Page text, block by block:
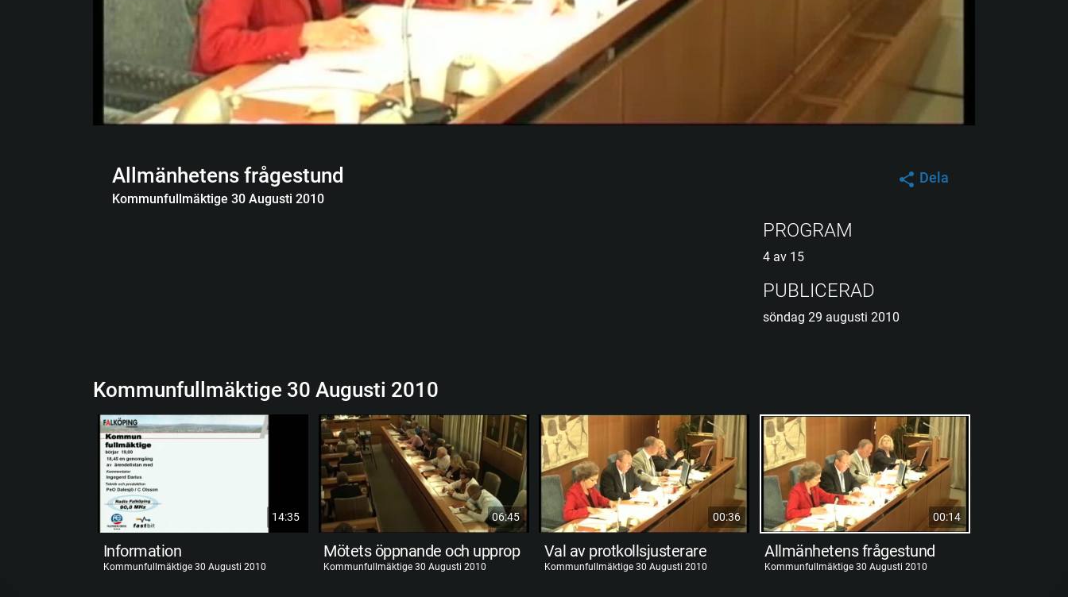
Dela
Allmänhetens frågestund
Kommunfullmäktige 30 Augusti 2010
PROGRAM
4 av 15
PUBLICERAD
söndag 29 augusti 2010
Kommunfullmäktige 30 Augusti 2010
14:35
Information
Kommunfullmäktige 30 Augusti 2010
06:45
Mötets öppnande och upprop
Kommunfullmäktige 30 Augusti 2010
00:36
Val av protkollsjusterare
Kommunfullmäktige 30 Augusti 2010
00:14
Allmänhetens frågestund
Kommunfullmäktige 30 Augusti 2010